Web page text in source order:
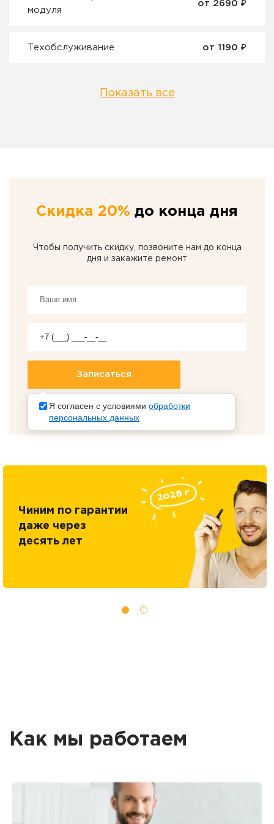
модуля
от 2690 ₽
Техобслуживание от 1190 ₽
Показать все
Скидка 20% до конца дня
Чтобы получить скидку, позвоните нам до конца
дня и закажите ремонт
Чиним по гарантии
даже через
десять лет
Как мы работаем
Я согласен с условиями обработки
персональных данных